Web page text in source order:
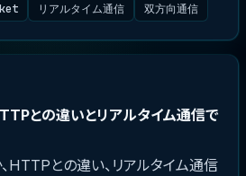
リアルタイム通信 双方向通信
との違いとリアルタイム通信で
との違い、リアルタイム通信